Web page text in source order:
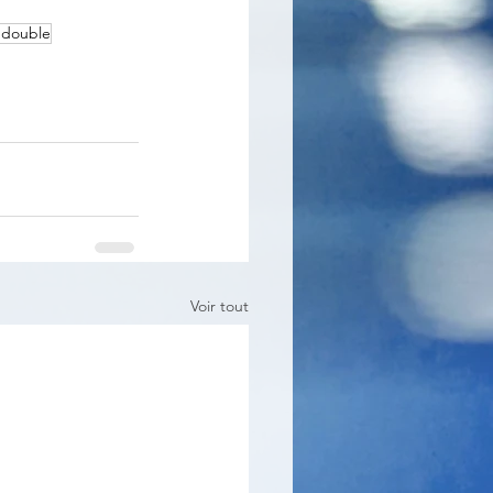
Voir tout